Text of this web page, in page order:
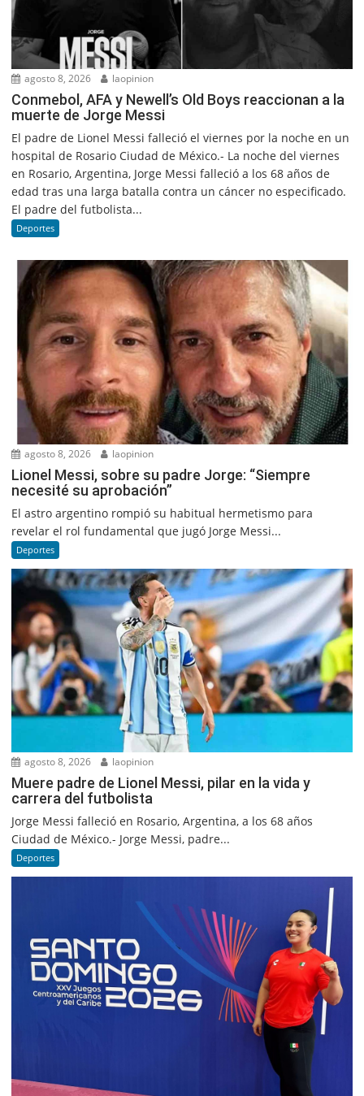
agosto 8, 2026 laopinion
Conmebol, AFA y Newell’s Old Boys reaccionan a la
muerte de Jorge Messi
El padre de Lionel Messi falleció el viernes por la noche en un
hospital de Rosario Ciudad de México.- La noche del viernes
en Rosario, Argentina, Jorge Messi falleció a los 68 años de
edad tras una larga batalla contra un cáncer no especificado.
El padre del futbolista...
Deportes
agosto 8, 2026 laopinion
Lionel Messi, sobre su padre Jorge: “Siempre
necesité su aprobación”
El astro argentino rompió su habitual hermetismo para
revelar el rol fundamental que jugó Jorge Messi...
Deportes
agosto 8, 2026 laopinion
Muere padre de Lionel Messi, pilar en la vida y
carrera del futbolista
Jorge Messi falleció en Rosario, Argentina, a los 68 años
Ciudad de México.- Jorge Messi, padre...
Deportes